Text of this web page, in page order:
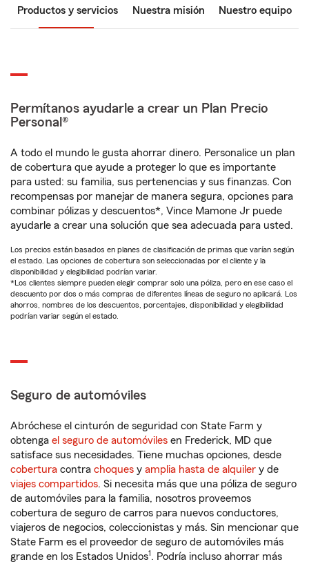
Productos y servicios Nuestra misión Nuestro equipo
Permítanos ayudarle a crear un Plan Precio
Personal®
A todo el mundo le gusta ahorrar dinero. Personalice un plan
de cobertura que ayude a proteger lo que es importante
para usted: su familia, sus pertenencias y sus finanzas. Con
recompensas por manejar de manera segura, opciones para
combinar pólizas y descuentos*, Vince Mamone Jr puede
ayudarle a crear una solución que sea adecuada para usted.
Los precios están basados en planes de clasificación de primas que varían según
el estado. Las opciones de cobertura son seleccionadas por el cliente y la
disponibilidad y elegibilidad podrían variar.
*Los clientes siempre pueden elegir comprar solo una póliza, pero en ese caso el
descuento por dos o más compras de diferentes líneas de seguro no aplicará. Los
ahorros, nombres de los descuentos, porcentajes, disponibilidad y elegibilidad
podrían variar según el estado.
Seguro de automóviles
Abróchese el cinturón de seguridad con State Farm y
obtenga el seguro de automóviles en Frederick, MD que
satisface sus necesidades. Tiene muchas opciones, desde
cobertura contra choques y amplia hasta de alquiler y de
viajes compartidos. Si necesita más que una póliza de seguro
de automóviles para la familia, nosotros proveemos
cobertura de seguro de carros para nuevos conductores,
viajeros de negocios, coleccionistas y más. Sin mencionar que
State Farm es el proveedor de seguro de automóviles más
grande en los Estados Unidos1. Podría incluso ahorrar más